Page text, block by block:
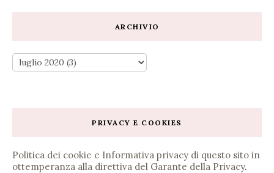
ARCHIVIO
PRIVACY E COOKIES
Politica dei cookie e Informativa privacy di questo sito in
ottemperanza alla direttiva del Garante della Privacy.